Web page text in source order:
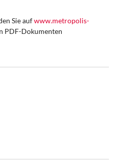
Sie aufwww.metropolis-
PDF-Dokumenten